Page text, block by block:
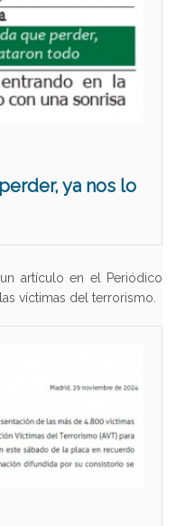
ya nos lo
artículo en el Periódico
víctimas del terrorismo.